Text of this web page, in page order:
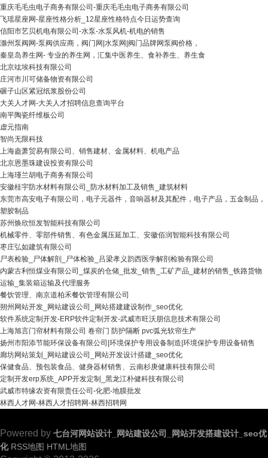
重庆毛毛虫电子商务有限公司-重庆毛毛虫电子商务有限公司
飞瑶星座网-星座性格分析_12星座性格特点今日运势查询
信阳市艺贝机电有限公司-水泵-水泵风机-机电的销售
滁州泵阀网-泵阀供应商，阀门网|水泵网|阀门品牌网泵阀价格，
秦皇岛养生网- 专业的养生网，汇集中医养生、食补养生、养生食
北京竑埃科技有限公司
庄河市川可储备物资有限公司
碾子山区紧冠纸浆股份公司
大关人才网-大关人才招聘信息查询平台
南平陶瓷纤维板公司
虚元指南
智尚无限科技
上海盎萧贸易有限公司、销售建材、金属材料、机电产品
北京恩墨珠建设投资有限公司
上海瑾兰胡电子商务有限公司
安徽桂宇防水材料有限公司_防水材料加工及销售_建筑材料
东莞市高安电子有限公司，电子元器件，音响器材及其配件，电子产品，五金制品，
塑胶制品
苏州焕欣恒发智能科技有限公司
机械零件、零部件销售、有色金属压延加工、安徽佰润智能科技有限公司
枣庄弘如建筑有限公司
尸表检验_尸体解剖_尸体检验_吕梁孝义韵西医学解剖检验有限公司
内蒙古利恒煤业有限公司_煤炭的仓储_批发_销售_工矿产品_建材的销售_铁路货物
运输_集装箱运输及代理服务
餐饮管理、南京道柏禾餐饮管理有限公司
朔州网站开发_网站建设公司_网站搭建建设制作_seo优化
软件系统定制开发-ERP软件定制开发-武威市旺沃朋信息技术有限公司
上海旭言门帘材料有限公司 卷帘门 防护隔断 pvc弧光软帘生产
扬州市阳添节能环保设备有限公司|环境保护专用设备制造|环境保护专用设备销售
廊坊网站策划_网站建设公司_网站开发设计搭建_seo优化
保健食品、预包装食品、健身器材销售、云南杉庚健康科技有限公司
定制开发erp系统_APP开发定制_黑龙江朴健科技有限公司
武威市特缘农资有限责任公司-化肥-地膜批发
林西人才网-林西人才招聘网-林西招聘网
Powered by 七台河网站设计_网站建设公司_网站开发搭建设计_seo优
化 RSS地图 HTML地图